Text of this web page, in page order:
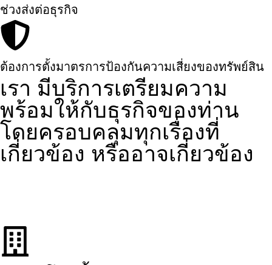
ช่วงส่งต่อธุรกิจ
ต้องการตั้งมาตรการป้องกันความเสี่ยงของทรัพย์สิน
เรา มีบริการเตรียมความ
พร้อมให้กับธุรกิจของท่าน
โดยครอบคลุมทุกเรื่องที่
เกี่ยวข้อง หรืออาจเกี่ยวข้อง